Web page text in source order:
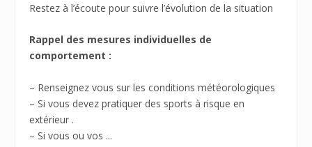
Restez à l’écoute pour suivre l’évolution de la situation
Rappel des mesures individuelles de
comportement :
– Renseignez vous sur les conditions météorologiques
– Si vous devez pratiquer des sports à risque en
extérieur .
– Si vous ou vos ...